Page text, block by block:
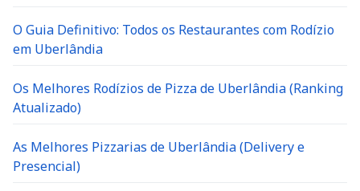
O Guia Definitivo: Todos os Restaurantes com Rodízio
em Uberlândia
Os Melhores Rodízios de Pizza de Uberlândia (Ranking
Atualizado)
As Melhores Pizzarias de Uberlândia (Delivery e
Presencial)